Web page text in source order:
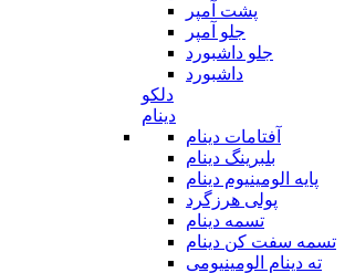
پشت آمپر
جلو آمپر
جلو داشبورد
داشبورد
دلکو
دینام
آفتامات دینام
بلبرینگ دینام
پایه الومینیوم دینام
پولی هرزگرد
تسمه دینام
تسمه سفت کن دینام
ته دینام الومینیومی